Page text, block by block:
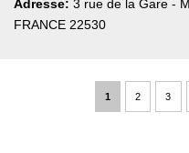
Adresse: 3 rue de la Gare -
FRANCE 22530
1 2 3